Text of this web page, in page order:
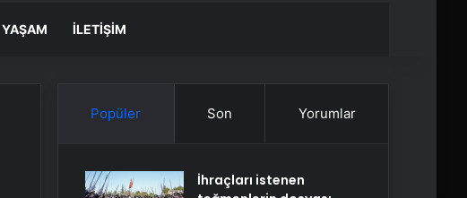
YAŞAM İLETIŞIM
Popüler Son Yorumlar
İhraçları istenen